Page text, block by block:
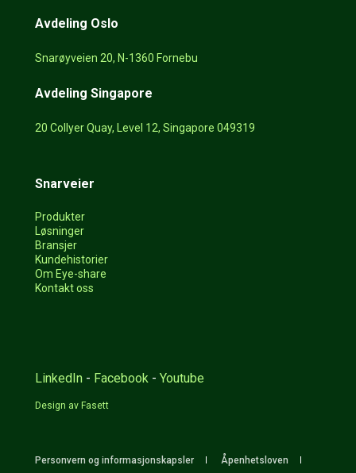
Avdeling Oslo
Snarøyveien 20, N-1360 Fornebu
Avdeling Singapore
20 Collyer Quay, Level 12, Singapore 049319
Snarveier
Produkter
Løsninger
Bransjer
Kundehistorier
Om Eye-share
Kontakt oss
LinkedIn - Facebook - Youtube
Design av Fasett
Personvern og informasjonskapsler Åpenhetsloven